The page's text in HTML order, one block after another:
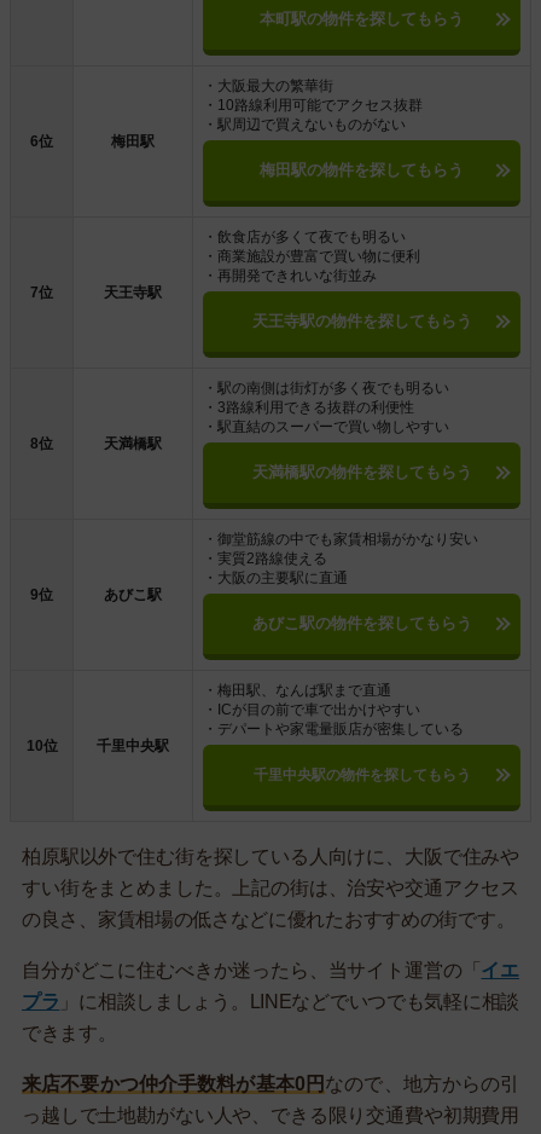
本町駅の物件を探してもらう
6位 梅田駅
・大阪最大の繁華街
・10路線利用可能でアクセス抜群
・駅周辺で買えないものがない
梅田駅の物件を探してもらう
7位 天王寺駅
・飲食店が多くて夜でも明るい
・商業施設が豊富で買い物に便利
・再開発できれいな街並み
天王寺駅の物件を探してもらう
8位 天満橋駅
・駅の南側は街灯が多く夜でも明るい
・3路線利用できる抜群の利便性
・駅直結のスーパーで買い物しやすい
天満橋駅の物件を探してもらう
9位 あびこ駅
・御堂筋線の中でも家賃相場がかなり安い
・実質2路線使える
・大阪の主要駅に直通
あびこ駅の物件を探してもらう
10位 千里中央駅
・梅田駅、なんば駅まで直通
・ICが目の前で車で出かけやすい
・デパートや家電量販店が密集している
千里中央駅の物件を探してもらう
柏原駅以外で住む街を探している人向けに、大阪で住みや
すい街をまとめました。上記の街は、治安や交通アクセス
の良さ、家賃相場の低さなどに優れたおすすめの街です。
自分がどこに住むべきか迷ったら、当サイト運営の「 イエ
プラ 」に相談しましょう。LINEなどでいつでも気軽に相談
できます。
来店不要かつ仲介手数料が基本0円 なので、地方からの引
っ越しで土地勘がない人や、できる限り交通費や初期費用